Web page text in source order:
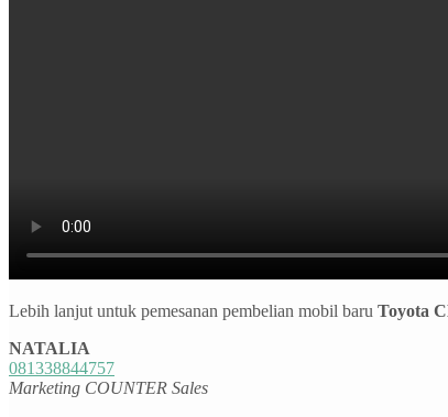
Lebih lanjut untuk pemesanan pembelian mobil baru Toyota
NATALIA
081338844757
Marketing COUNTER Sales